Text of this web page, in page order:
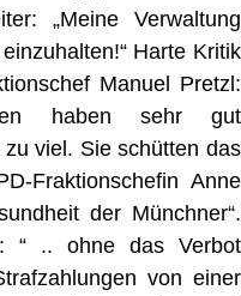
„Meine Verwaltung
Harte Kritik
Manuel Pretzl:
haben sehr gut
viel. Sie schütten das
Fraktionschefin Anne
der Münchner“.
“ .. ohne das Verbot
von einer